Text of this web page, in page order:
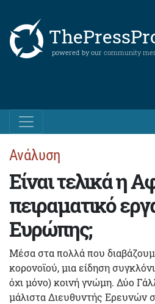
powered by our community
Ανάλυση
Είναι τελικά η
πειραματικό
Ευρώπης;
Μέσα στα πολλά που
κορονοϊού, μια είδηση
όχι μόνο) κοινή γνώμη. Δύο
μάλιστα Διευθυντής Ερευνών